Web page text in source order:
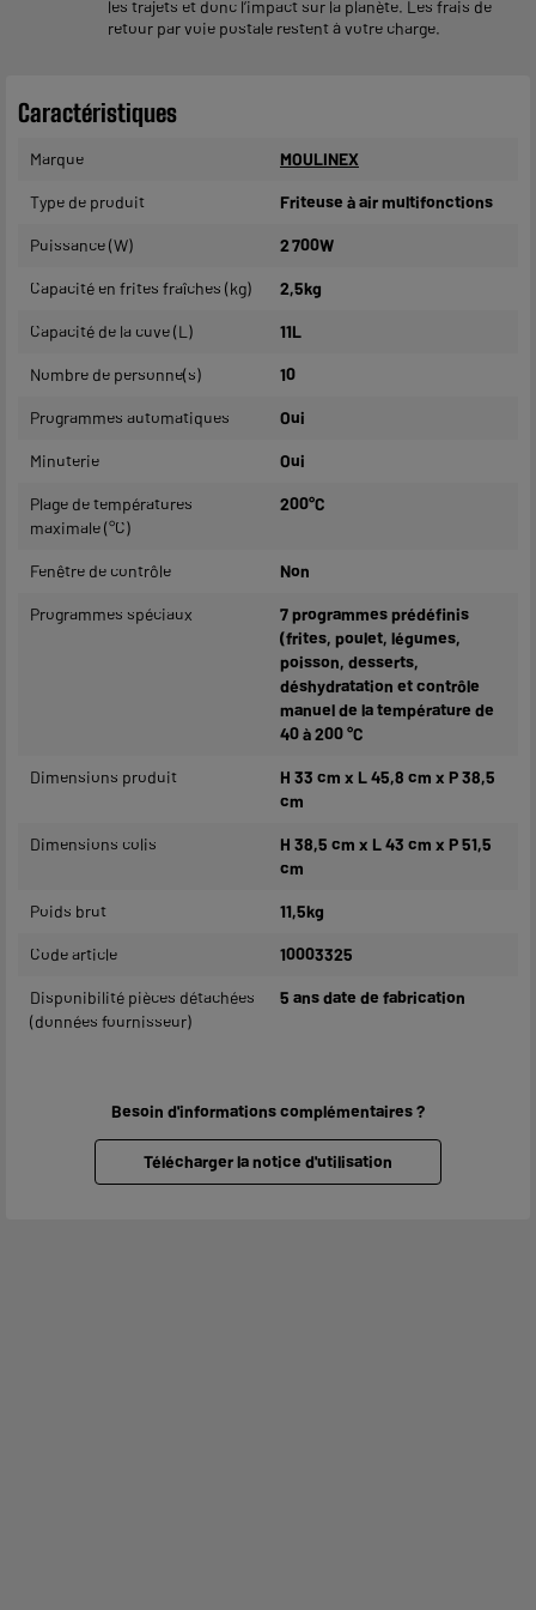
les trajets et donc l’impact sur la planète. Les frais de
retour par voie postale restent à votre charge.
Caractéristiques
Marque MOULINEX
Type de produit Friteuse à air multifonctions
Puissance (W) 2 700W
Capacité en frites fraîches (kg) 2,5kg
Capacité de la cuve (L) 11L
Nombre de personne(s) 10
Programmes automatiques Oui
Minuterie Oui
Plage de températures
maximale (°C)
200°C
Fenêtre de contrôle Non
Programmes spéciaux
7 programmes prédéfinis
(frites, poulet, légumes,
poisson, desserts,
déshydratation et contrôle
manuel de la température de
40 à 200 °C
Dimensions produit
H 33 cm x L 45,8 cm x P 38,5
cm
Dimensions colis
H 38,5 cm x L 43 cm x P 51,5
cm
Poids brut 11,5kg
Code article 10003325
Disponibilité pièces détachées
(données fournisseur)
5 ans date de fabrication
Besoin d'informations complémentaires ?
Télécharger la notice d'utilisation